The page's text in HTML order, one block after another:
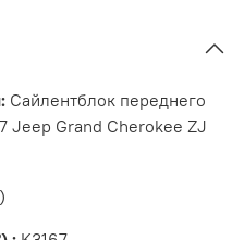
Сайлентблок переднего
Jeep Grand Cherokee ZJ